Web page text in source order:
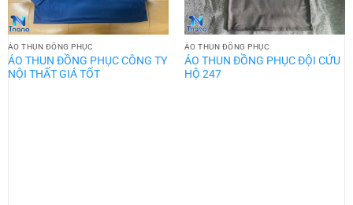
ÁO THUN ĐỒNG PHỤC
ÁO THUN ĐỒNG PHỤC CÔNG TY
NỘI THẤT GIÁ TỐT
ÁO THUN ĐỒNG PHỤC
ÁO THUN ĐỒNG PHỤC ĐỘI CỨU
HỘ 247